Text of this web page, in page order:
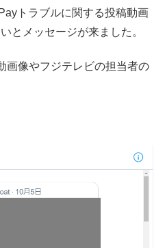
トラブルに関する投稿動画
とメッセージが来ました。
画像やフジテレビの担当者の